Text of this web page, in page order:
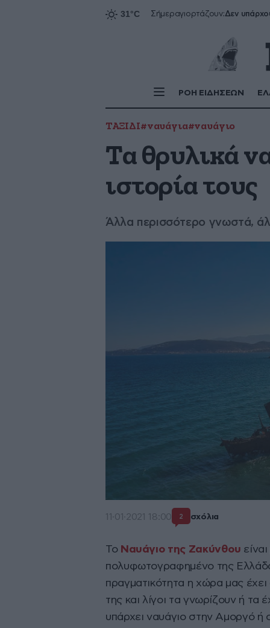
Σήμεραγιορτάζουν:Δεν
ΡΟΗ ΕΙΔΗΣΕΩΝ
ΤΑΞΙΔΙ#ναυάγια#ναυάγιο
Τα θρυλικά
ιστορία τους
Άλλα περισσότερο γνωστά,
11·01·2021 18:00 2 σχόλια
Το Ναυάγιο της Ζακύνθου
πολυφωτογραφημένο της
πραγματικότητα η χώρα μας
της και λίγοι τα γνωρίζουν ή τα
υπάρχει ναυάγιο στην Αμοργό ή